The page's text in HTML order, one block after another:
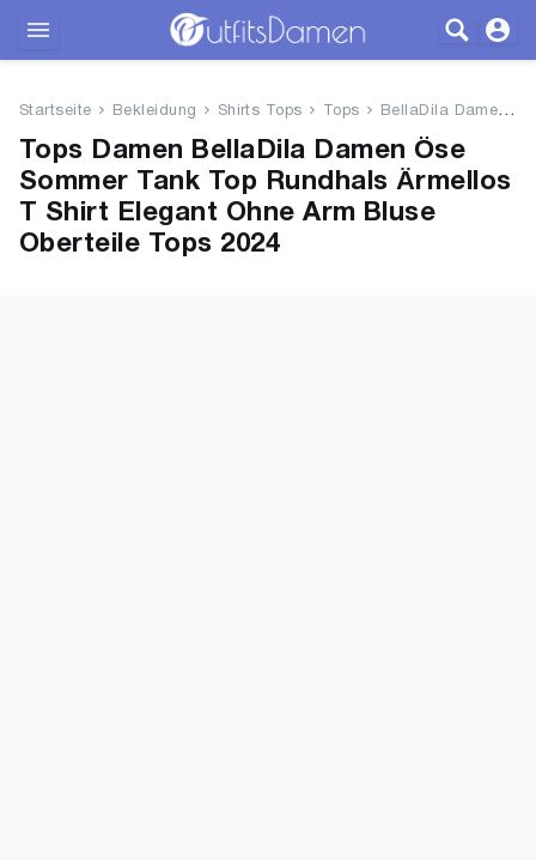
Bekleidung
Wäsche
Schuhe
Startseite Bekleidung Shirts Tops Tops BellaDila Damen Öse Sommer Ta...
Tops Damen BellaDila Damen Öse
Sommer Tank Top Rundhals Ärmellos
T Shirt Elegant Ohne Arm Bluse
Oberteile Tops 2024